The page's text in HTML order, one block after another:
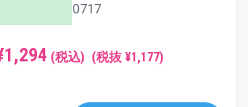
0717
(税込) (税抜 ¥1,177)